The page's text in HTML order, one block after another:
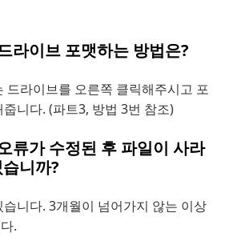
라이브 포맷하는 방법은?
드라이브를 오른쪽 클릭해주시고 포
니다. (파트3, 방법 3번 참조)
류가 수정된 후 파일이 사라
니까?
니다. 3개월이 넘어가지 않는 이상
.